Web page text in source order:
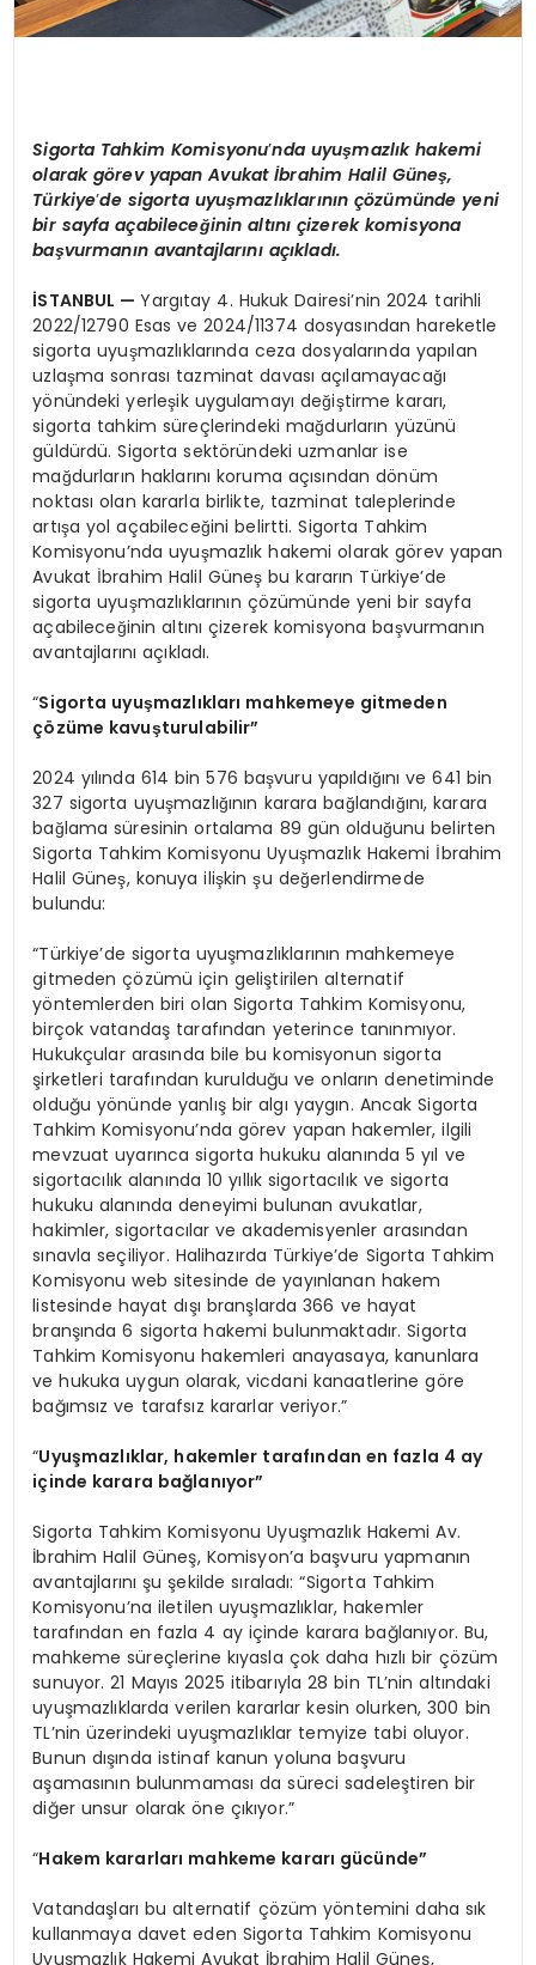
Sigorta Tahkim Komisyonu’nda uyuşmazlık hakemi
olarak görev yapan Avukat İbrahim Halil Güneş,
Türkiye’de sigorta uyuşmazlıklarının çözümünde yeni
bir sayfa açabileceğinin altını çizerek komisyona
başvurmanın avantajlarını açıkladı.
İSTANBUL —Yargıtay 4. Hukuk Dairesi’nin 2024 tarihli
2022/12790 Esas ve 2024/11374 dosyasından hareketle
sigorta uyuşmazlıklarında ceza dosyalarında yapılan
uzlaşma sonrası tazminat davası açılamayacağı
yönündeki yerleşik uygulamayı değiştirme kararı,
sigorta tahkim süreçlerindeki mağdurların yüzünü
güldürdü. Sigorta sektöründeki uzmanlar ise
mağdurların haklarını koruma açısından dönüm
noktası olan kararla birlikte, tazminat taleplerinde
artışa yol açabileceğini belirtti. Sigorta Tahkim
Komisyonu’nda uyuşmazlık hakemi olarak görev yapan
Avukat İbrahim Halil Güneş bu kararın Türkiye’de
sigorta uyuşmazlıklarının çözümünde yeni bir sayfa
açabileceğinin altını çizerek komisyona başvurmanın
avantajlarını açıkladı.
“Sigorta uyuşmazlıkları mahkemeye gitmeden
çözüme kavuşturulabilir”
2024 yılında 614 bin 576 başvuru yapıldığını ve 641 bin
327 sigorta uyuşmazlığının karara bağlandığını, karara
bağlama süresinin ortalama 89 gün olduğunu belirten
Sigorta Tahkim Komisyonu Uyuşmazlık Hakemi İbrahim
Halil Güneş, konuya ilişkin şu değerlendirmede
bulundu:
“Türkiye’de sigorta uyuşmazlıklarının mahkemeye
gitmeden çözümü için geliştirilen alternatif
yöntemlerden biri olan Sigorta Tahkim Komisyonu,
birçok vatandaş tarafından yeterince tanınmıyor.
Hukukçular arasında bile bu komisyonun sigorta
şirketleri tarafından kurulduğu ve onların denetiminde
olduğu yönünde yanlış bir algı yaygın. Ancak Sigorta
Tahkim Komisyonu’nda görev yapan hakemler, ilgili
mevzuat uyarınca sigorta hukuku alanında 5 yıl ve
sigortacılık alanında 10 yıllık sigortacılık ve sigorta
hukuku alanında deneyimi bulunan avukatlar,
hakimler, sigortacılar ve akademisyenler arasından
sınavla seçiliyor. Halihazırda Türkiye’de Sigorta Tahkim
Komisyonu web sitesinde de yayınlanan hakem
listesinde hayat dışı branşlarda 366 ve hayat
branşında 6 sigorta hakemi bulunmaktadır. Sigorta
Tahkim Komisyonu hakemleri anayasaya, kanunlara
ve hukuka uygun olarak, vicdani kanaatlerine göre
bağımsız ve tarafsız kararlar veriyor.”
“Uyuşmazlıklar, hakemler tarafından en fazla 4 ay
içinde karara bağlanıyor”
Sigorta Tahkim Komisyonu Uyuşmazlık Hakemi Av.
İbrahim Halil Güneş, Komisyon’a başvuru yapmanın
avantajlarını şu şekilde sıraladı: “Sigorta Tahkim
Komisyonu’na iletilen uyuşmazlıklar, hakemler
tarafından en fazla 4 ay içinde karara bağlanıyor. Bu,
mahkeme süreçlerine kıyasla çok daha hızlı bir çözüm
sunuyor. 21 Mayıs 2025 itibarıyla 28 bin TL’nin altındaki
uyuşmazlıklarda verilen kararlar kesin olurken, 300 bin
TL’nin üzerindeki uyuşmazlıklar temyize tabi oluyor.
Bunun dışında istinaf kanun yoluna başvuru
aşamasının bulunmaması da süreci sadeleştiren bir
diğer unsur olarak öne çıkıyor.”
“Hakem kararları mahkeme kararı gücünde”
Vatandaşları bu alternatif çözüm yöntemini daha sık
kullanmaya davet eden Sigorta Tahkim Komisyonu
Uyuşmazlık Hakemi Avukat İbrahim Halil Güneş,